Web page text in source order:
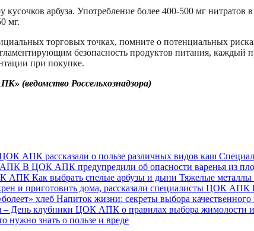
кусочков арбуза. Употребление более 400-500 мг
мг.
торговых точках, помните о потенциальных
безопасность продуктов питания, каждый
при покупке.
(ведомство Россельхознадзора)
АПК рассказали о пользе различных видов каш
АПК В ЦОК АПК предупредили об опасности варенья из
АПК Как выбрать спелые арбузы и дыни Тяжелые металлы
и приготовить дома, рассказали специалисты ЦОК АПК
хлеб Напиток жизни: секреты выбора качественного
– День клубники ЦОК АПК о правилах выбора жимолости и
нужно знать о пользе и вреде